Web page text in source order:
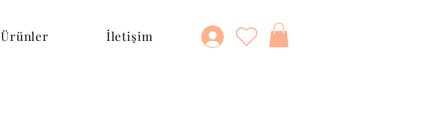
Ürünler İletişim